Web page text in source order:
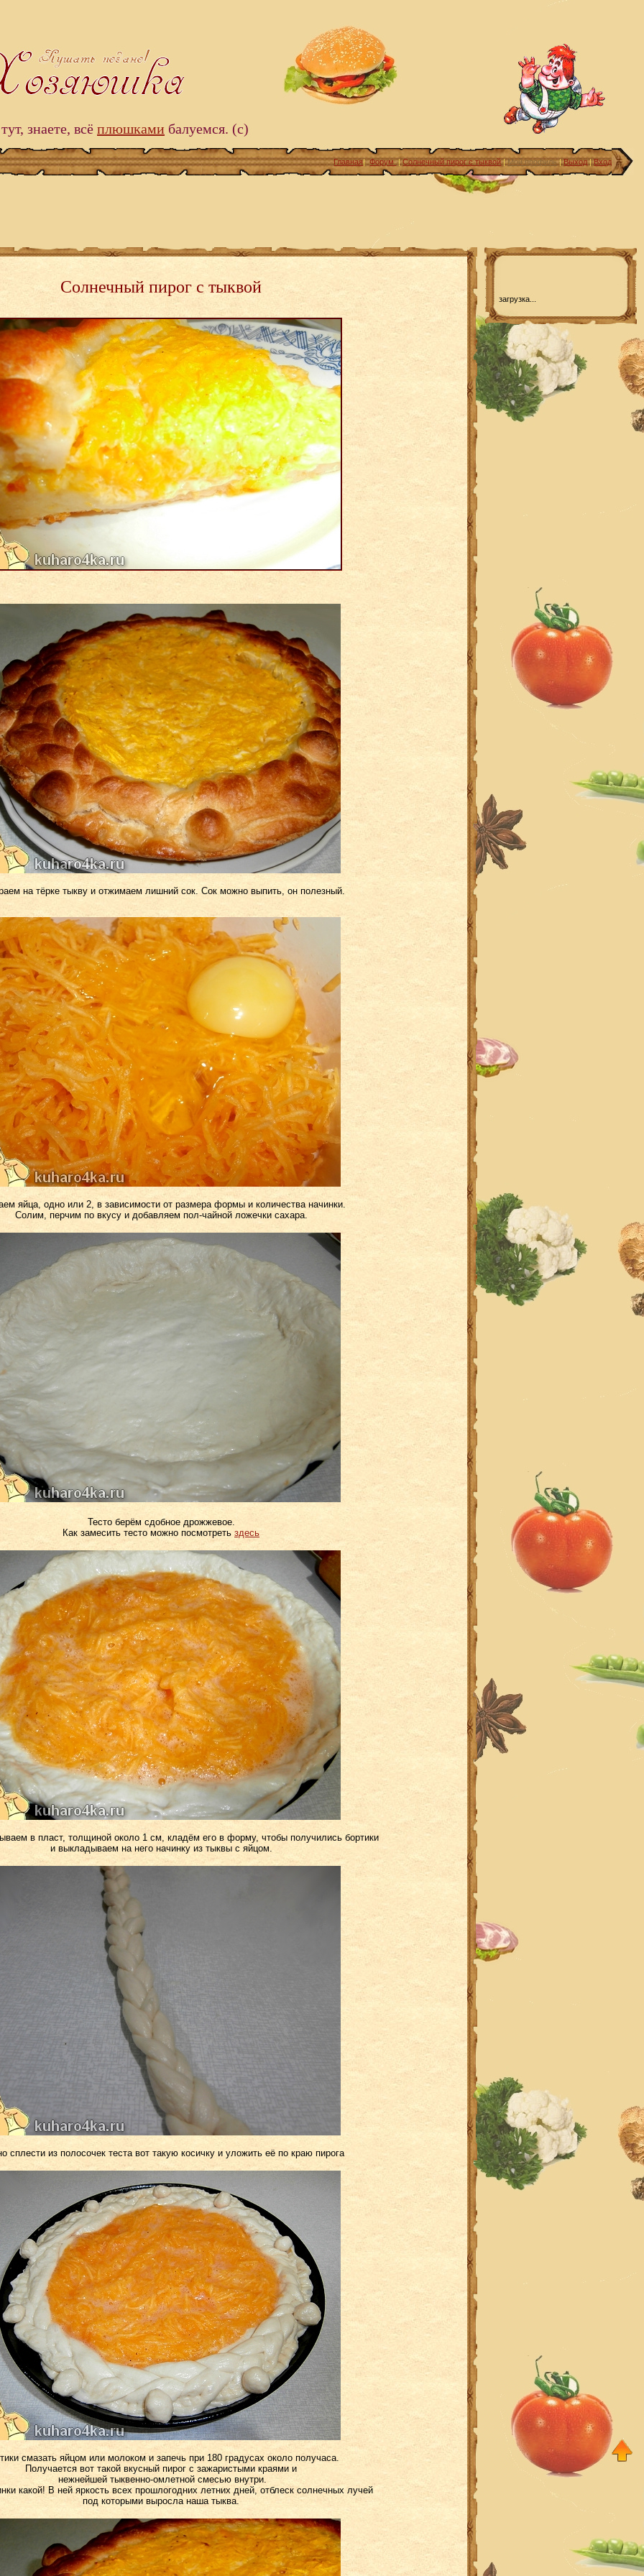
знаете, всё плюшками балуемся. (c)
Главная|Форум|Солнечный пирог с тыквой|Мой профиль|Выход|Вход
Солнечный пирог с тыквой
на тёрке тыкву и отжимаем лишний сок. Сок можно выпить, он полезный.
яйца, одно или 2, в зависимости от размера формы и количества начинки.
Солим, перчим по вкусу и добавляем пол-чайной ложечки сахара.
Тесто берём сдобное дрожжевое.
Как замесить тесто можно посмотреть здесь
в пласт, толщиной около 1 см, кладём его в форму, чтобы получились бортики
и выкладываем на него начинку из тыквы с яйцом.
сплести из полосочек теста вот такую косичку и уложить её по краю пирога
смазать яйцом или молоком и запечь при 180 градусах около получаса.
Получается вот такой вкусный пирог с зажаристыми краями и
нежнейшей тыквенно-омлетной смесью внутри.
какой! В ней яркость всех прошлогодних летних дней, отблеск солнечных лучей
под которыми выросла наша тыква.
загрузка...